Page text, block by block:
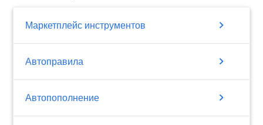
Маркетплейс инструментов chevron_right
Автоправила chevron_right
Автопополнение chevron_right